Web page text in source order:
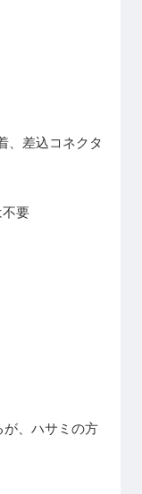
、差込コネクタ
要
が、ハサミの方